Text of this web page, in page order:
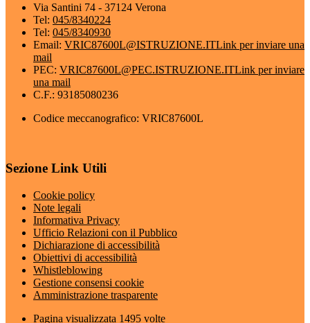
Via Santini 74 - 37124 Verona
Tel: 045/8340224
Tel: 045/8340930
Email: VRIC87600L@ISTRUZIONE.ITLink per inviare una
mail
PEC: VRIC87600L@PEC.ISTRUZIONE.ITLink per inviare
una mail
C.F.: 93185080236
Codice meccanografico: VRIC87600L
Sezione Link Utili
Cookie policy
Note legali
Informativa Privacy
Ufficio Relazioni con il Pubblico
Dichiarazione di accessibilità
Obiettivi di accessibilità
Whistleblowing
Gestione consensi cookie
Amministrazione trasparente
Pagina visualizzata 1495 volte